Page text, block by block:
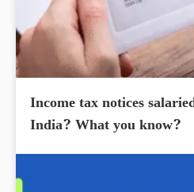
Income tax notices
India? What you know?